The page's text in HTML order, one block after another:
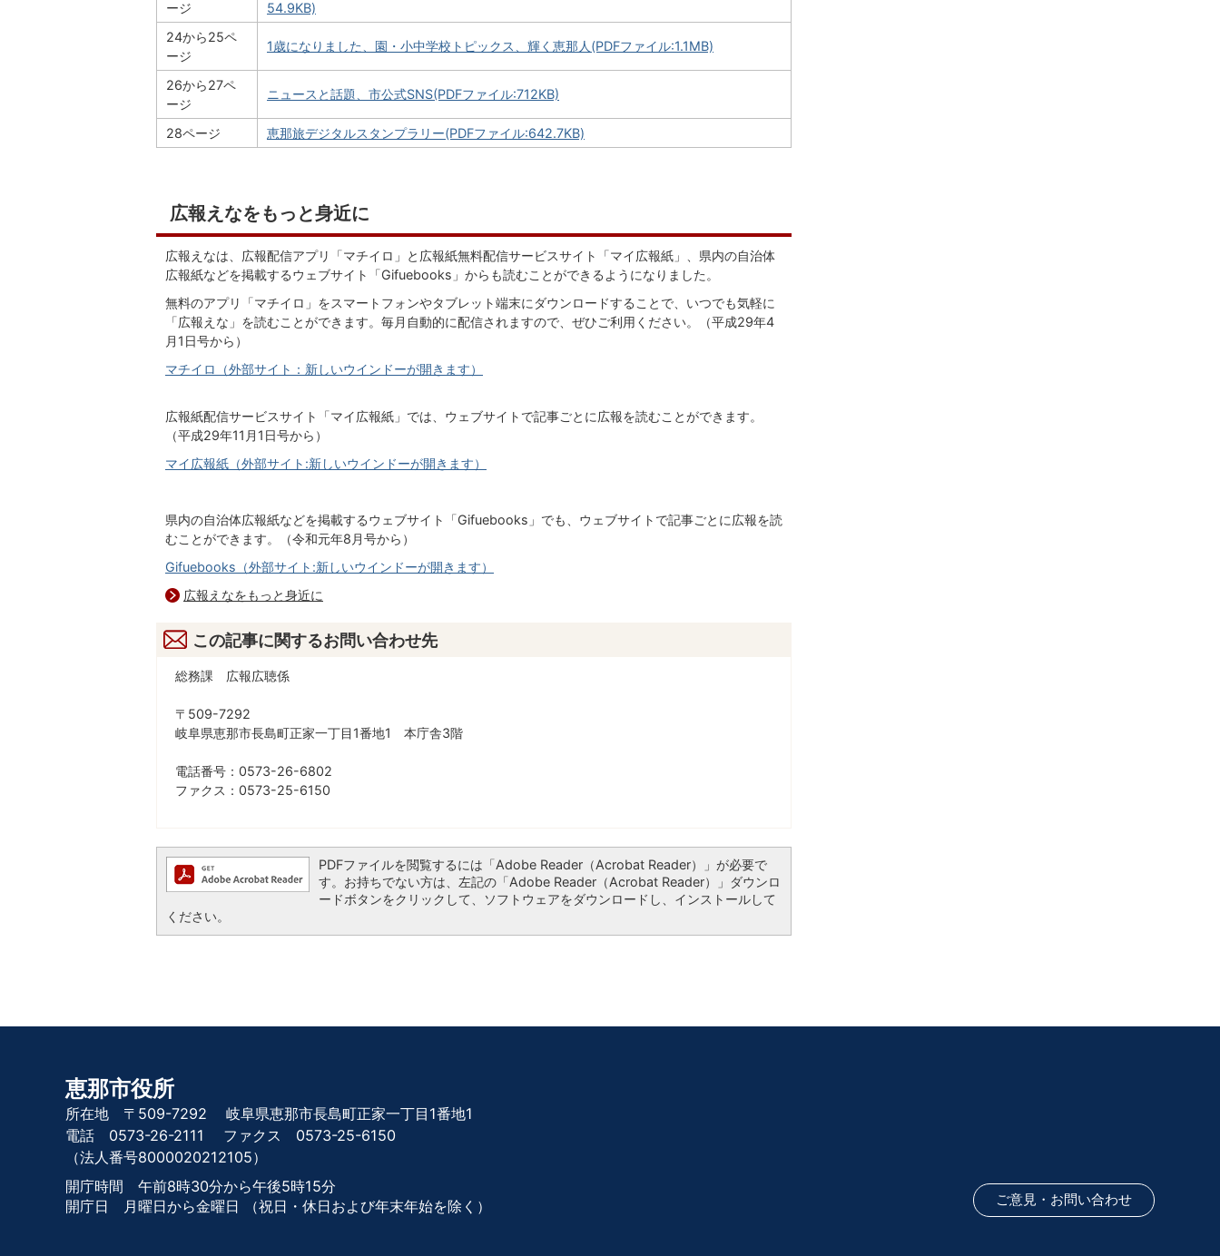
ージ
54.9KB)
24から25ペ
ージ
1歳になりました、園・小中学校トピックス、輝く恵那人(PDFファイル:1.1MB)
26から27ペ
ージ
ニュースと話題、市公式SNS(PDFファイル:712KB)
28ページ 恵那旅デジタルスタンプラリー(PDFファイル:642.7KB)
広報えなをもっと身近に
広報えなは、広報配信アプリ「マチイロ」と広報紙無料配信サービスサイト「マイ広報紙」、県内の自治体
広報紙などを掲載するウェブサイト「Gifuebooks」からも読むことができるようになりました。
無料のアプリ「マチイロ」をスマートフォンやタブレット端末にダウンロードすることで、いつでも気軽に
「広報えな」を読むことができます。毎月自動的に配信されますので、ぜひご利用ください。（平成29年4
月1日号から）
マチイロ（外部サイト：新しいウインドーが開きます）
広報紙配信サービスサイト「マイ広報紙」では、ウェブサイトで記事ごとに広報を読むことができます。
（平成29年11月1日号から）
マイ広報紙（外部サイト:新しいウインドーが開きます）
県内の自治体広報紙などを掲載するウェブサイト「Gifuebooks」でも、ウェブサイトで記事ごとに広報を読
むことができます。（令和元年8月号から）
Gifuebooks（外部サイト:新しいウインドーが開きます）
広報えなをもっと身近に
この記事に関するお問い合わせ先
総務課 広報広聴係
〒509-7292
岐阜県恵那市長島町正家一丁目1番地1 本庁舎3階
電話番号：0573-26-6802
ファクス：0573-25-6150
PDFファイルを閲覧するには「Adobe Reader（Acrobat Reader）」が必要で
す。お持ちでない方は、左記の「Adobe Reader（Acrobat Reader）」ダウンロ
ードボタンをクリックして、ソフトウェアをダウンロードし、インストールして
ください。
恵那市役所
所在地 〒509-7292
岐阜県恵那市長島町正家一丁目1番地1
電話 0573-26-2111
ファクス 0573-25-6150
（法人番号8000020212105）
開庁時間 午前8時30分から午後5時15分
開庁日 月曜日から金曜日
（祝日・休日および年末年始を除く） ご意見・お問い合わせ